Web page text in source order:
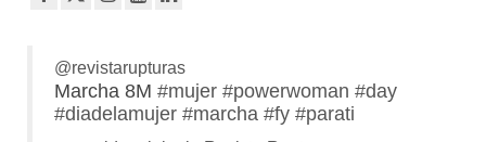
@revistarupturas
Marcha 8M #mujer #powerwoman #day
#diadelamujer #marcha #fy #parati